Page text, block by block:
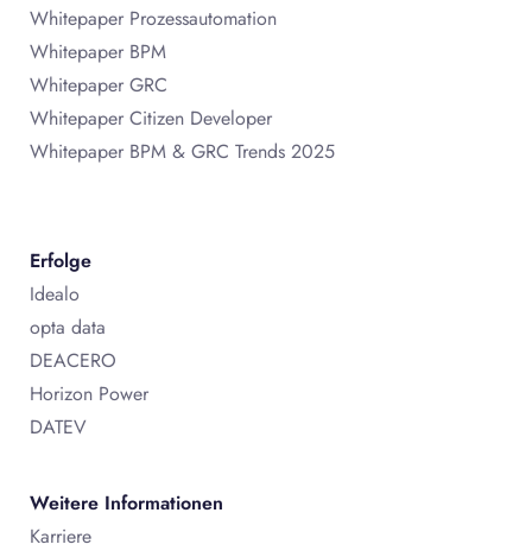
Whitepaper Prozessautomation
Whitepaper BPM
Whitepaper GRC
Whitepaper Citizen Developer
Whitepaper BPM & GRC Trends 2025
Erfolge
Idealo
opta data
DEACERO
Horizon Power
DATEV
Weitere Informationen
Karriere